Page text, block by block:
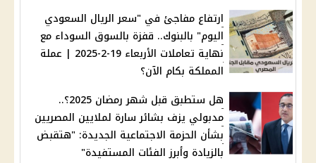
ارتفاع مفاجئ في "سعر الريال السعودي
اليوم" بالبنوك.. قفزة بالسوق السوداء مع
نهاية تعاملات الأربعاء 19-2-2025 | عملة
المملكة بكام الآن؟
هل ستطبق قبل شهر رمضان 2025؟..
مدبولي يزف بشائر سارة لملايين المصريين
بشأن الحزمة الاجتماعية الجديدة: "هتقبض
بالزيادة وأبرز الفئات المستفيدة"